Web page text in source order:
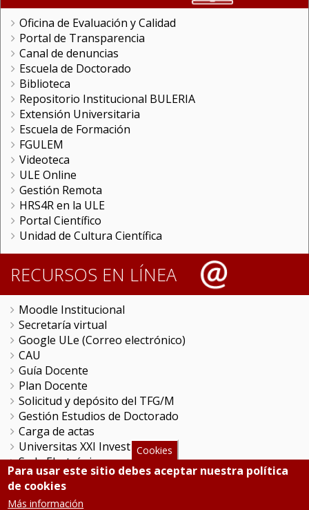
Oficina de Evaluación y Calidad
Portal de Transparencia
Canal de denuncias
Escuela de Doctorado
Biblioteca
Repositorio Institucional BULERIA
Extensión Universitaria
Escuela de Formación
FGULEM
Videoteca
ULE Online
Gestión Remota
HRS4R en la ULE
Portal Científico
Unidad de Cultura Científica
RECURSOS EN LÍNEA
Moodle Institucional
Secretaría virtual
Google ULe (Correo electrónico)
CAU
Guía Docente
Plan Docente
Solicitud y depósito del TFG/M
Gestión Estudios de Doctorado
Carga de actas
Universitas XXI Investigación
Sede Electrónica
Tramitador unileon
Perfil del Contratante
Cookies
Para usar este sitio debes aceptar nuestra política
de cookies
Más información